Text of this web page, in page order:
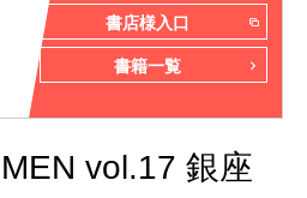
書店様入口
書籍一覧
vol.17 銀座